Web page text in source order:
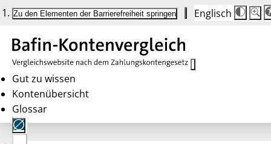
Zu den Elementen der Barrierefreiheit springen Englisch
Die
100
Gut zu wissen
Kontenübersicht
Glossar